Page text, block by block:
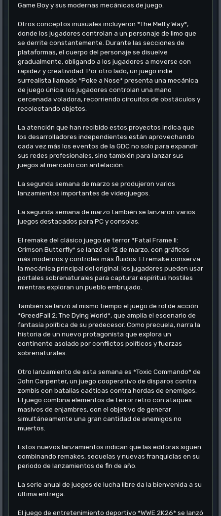
Game Boy y sus modernas mecánicas de juego.
Otros conceptos inusuales incluyeron *The Melty Way*,
donde los jugadores controlan a un personaje de limo que
se derrite constantemente. Durante las secciones de
plataformas, el cuerpo del personaje se disuelve
gradualmente, obligando a los jugadores a moverse con
rapidez y creatividad. Por otro lado, un juego indie
surrealista llamado *Poke a Nose* presenta una mecánica
de juego única: los jugadores controlan una mano
cercenada voladora, recorriendo circuitos de obstáculos y
recolectando objetos.
La atención que han recibido estos proyectos indica que
los desarrolladores independientes están aprovechando
cada vez más los eventos de la GDC no solo para expandir
sus redes profesionales, sino también para lanzar sus
juegos al mercado con antelación.
La segunda semana de marzo se produjeron varios
lanzamientos importantes de videojuegos.
La segunda semana de marzo también se lanzaron varios
juegos destacados para PC y consolas.
El remake del clásico juego de terror *Fatal Frame II:
Crimson Butterfly* se lanzó el 12 de marzo, con gráficos
más modernos y controles más fluidos. El remake conserva
la mecánica principal del original: los jugadores pueden usar
portales sobrenaturales para capturar espíritus hostiles
mientras exploran un pueblo embrujado.
También se lanzó al mismo tiempo el juego de rol de acción
*GreedFall 2: The Dying World*, que amplía el escenario de
fantasía política de su predecesor. Como precuela, narra la
historia de un nuevo protagonista que explora un
continente asolado por conflictos políticos y fuerzas
sobrenaturales.
Otro lanzamiento de esta semana es *Toxic Commando* de
John Carpenter, un juego cooperativo de disparos contra
zombis con batallas caóticas contra hordas de enemigos.
El juego combina elementos de terror retro con ataques
masivos de enjambres, con el objetivo de generar
simultáneamente una gran cantidad de enemigos no
muertos.
Estos nuevos lanzamientos indican que las editoras siguen
combinando remakes, secuelas y nuevas franquicias en su
periodo de lanzamientos de fin de año.
La serie anual de juegos de lucha libre da la bienvenida a su
última entrega.
El juego de entretenimiento deportivo *WWE 2K26* se lanzó